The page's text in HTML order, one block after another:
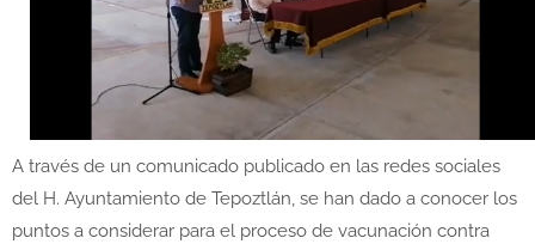
A través de un comunicado publicado en las redes sociales
del H. Ayuntamiento de Tepoztlán, se han dado a conocer los
puntos a considerar para el proceso de vacunación contra